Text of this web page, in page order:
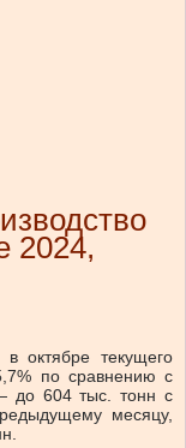
2024,
в октябре текущего
по сравнению с
до 604 тыс. тонн с
месяцу,